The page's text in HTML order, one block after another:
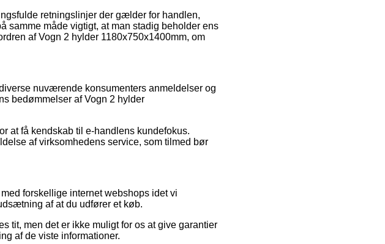
retningslinjer der gælder for handlen,
samme måde vigtigt, at man stadig beholder ens
af Vogn 2 hylder 1180x750x1400mm, om
nuværende konsumenters anmeldelser og
bedømmelser af Vogn 2 hylder
at få kendskab til e-handlens kundefokus.
af virksomhedens service, som tilmed bør
forskellige internet webshops idet vi
af at du udfører et køb.
tit, men det er ikke muligt for os at give garantier
af de viste informationer.